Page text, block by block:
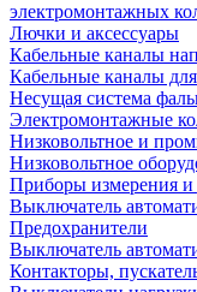
электромонтажных
Лючки и аксессуары
Кабельные каналы
Кабельные каналы
Несущая система
Электромонтажные
Низковольтное и
Низковольтное
Приборы измерения и
Выключатель
Предохранители
Выключатель
Контакторы,